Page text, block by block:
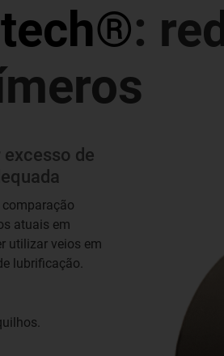
:
de
atuais em
utilizar veios em
lubrificação.